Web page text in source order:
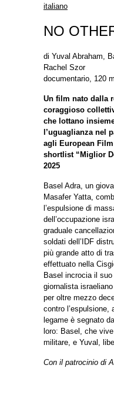
italiano
NO
di Yuval Abraham,
Rachel Szor
documentario, 120
Un film nato dalla
coraggioso
che lottano
l’uguaglianza nel
agli European
shortlist “Miglior
2025
Basel Adra, un
Masafer Yatta,
l’espulsione di
dell’occupazione
graduale
soldati dell’IDF
più grande atto di
effettuato nella
Basel incrocia il
giornalista
per oltre mezzo
contro l’espulsione,
legame è segnato
loro: Basel, che
militare, e Yuval,
Con il patrocinio di